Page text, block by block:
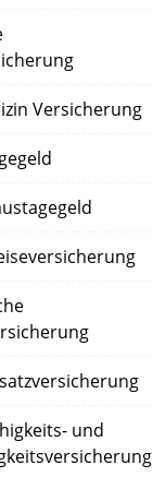
Versicherung
und